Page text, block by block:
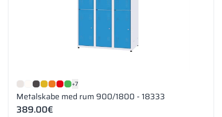
+7
Metalskabe med rum 900/1800 - 18333
389.00€